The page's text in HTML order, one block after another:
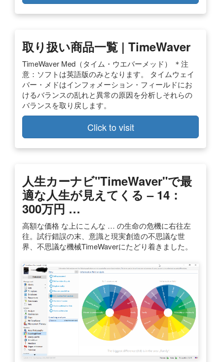
取り扱い商品一覧 | TimeWaver
TimeWaver Med（タイム・ウエバーメッド） ＊注
意：ソフトは英語版のみとなります。 タイムウェイ
バー・メドはインフォメーション・フィールドにお
けるバランスの乱れと異常の原因を分析しそれらの
バランスを取り戻します。
Click to visit
人生カーナビ"TimeWaver"で最
適な人生が見えてくる – 14：
300万円 …
高額な価格 な上にこんな … の生命の危機に右往左
往。試行錯誤の末、意識と現実創造の不思議な世
界、不思議な機械TimeWaverにたどり着きました。